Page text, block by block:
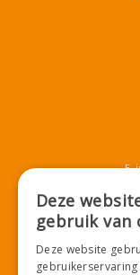
E.
Deze
gebruik van
Deze website